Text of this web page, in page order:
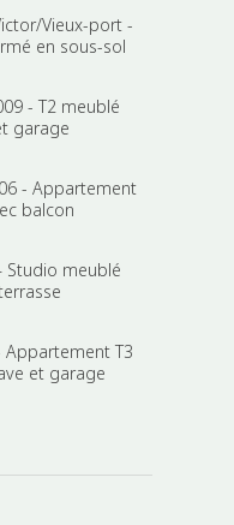
Vieux-port -
en sous-sol
- T2 meublé
garage
- Appartement
balcon
Studio meublé
Appartement T3
et garage